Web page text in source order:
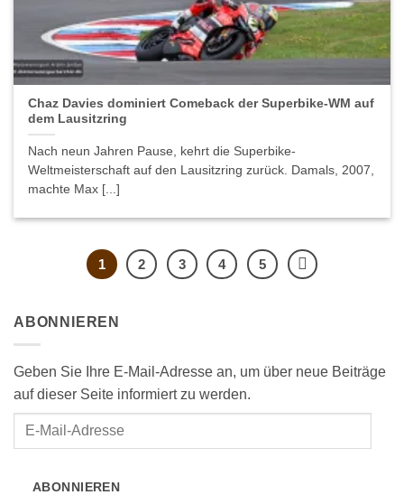
Chaz Davies dominiert Comeback der Superbike-WM auf
dem Lausitzring
Nach neun Jahren Pause, kehrt die Superbike-
Weltmeisterschaft auf den Lausitzring zurück. Damals, 2007,
machte Max [...]
1 2 3 4 5
ABONNIEREN
Geben Sie Ihre E-Mail-Adresse an, um über neue Beiträge
auf dieser Seite informiert zu werden.
ABONNIEREN